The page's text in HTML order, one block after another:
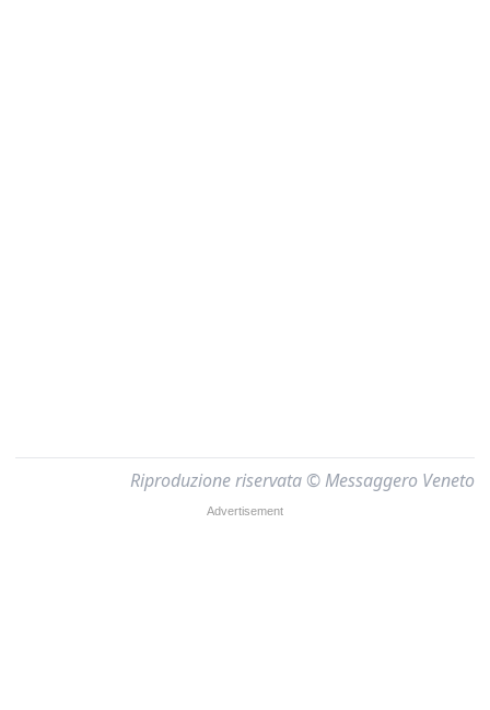
Riproduzione riservata © Messaggero Veneto